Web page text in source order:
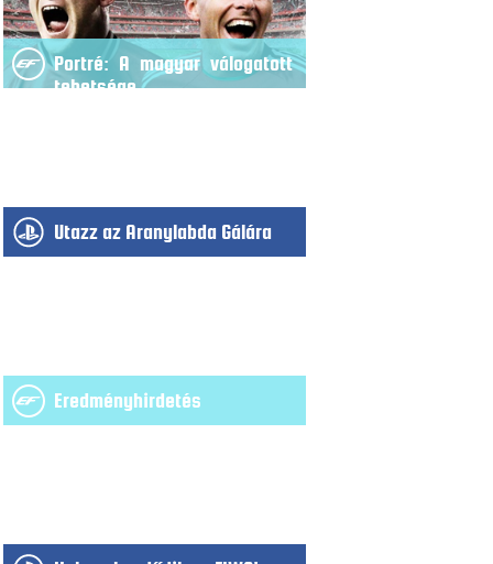
Portré: A magyar válogatott
tehetsége
Utazz az Aranylabda Gálára
Eredményhirdetés